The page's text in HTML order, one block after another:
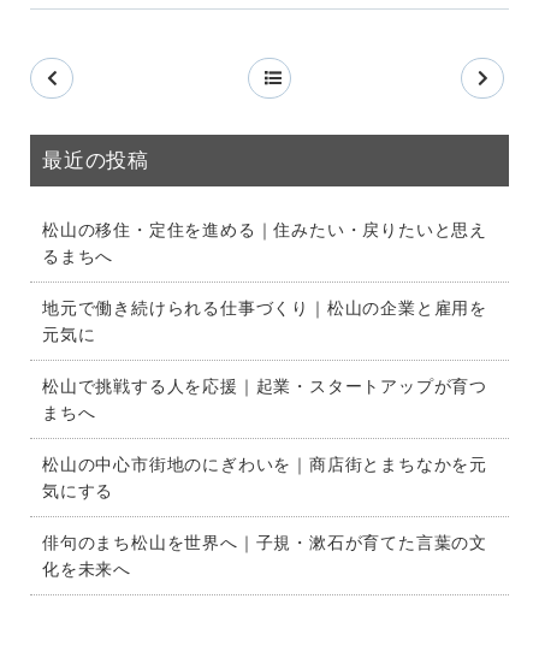
最近の投稿
松山の移住・定住を進める｜住みたい・戻りたいと思え
るまちへ
地元で働き続けられる仕事づくり｜松山の企業と雇用を
元気に
松山で挑戦する人を応援｜起業・スタートアップが育つ
まちへ
松山の中心市街地のにぎわいを｜商店街とまちなかを元
気にする
俳句のまち松山を世界へ｜子規・漱石が育てた言葉の文
化を未来へ